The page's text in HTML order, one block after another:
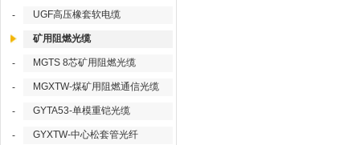
- UGF高压橡套软电缆
矿用阻燃光缆
- MGTS 8芯矿用阻燃光缆
- MGXTW-煤矿用阻燃通信光缆
- GYTA53-单模重铠光缆
- GYXTW-中心松套管光纤